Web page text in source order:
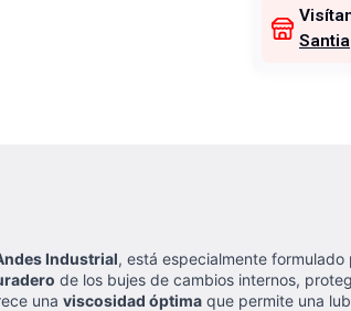
Industrial, está especialmente formulado
de los bujes de cambios internos,
una viscosidad óptima que permite una